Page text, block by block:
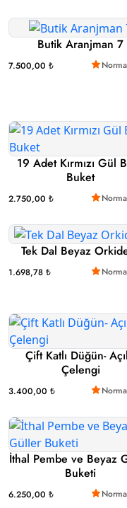
Butik Aranjman 7
7.500,00 ₺
19 Adet Kırmızı Gül
Buket
2.750,00 ₺
Tek Dal Beyaz
1.698,78 ₺
Çift Katlı Düğün-
Çelengi
3.400,00 ₺
İthal Pembe ve Beyaz
Buketi
6.250,00 ₺